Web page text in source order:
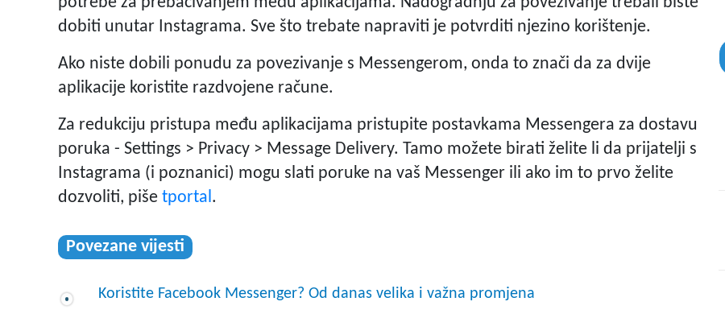
dobiti unutar Instagrama. Sve što trebate napraviti je potvrditi njezino korištenje.
Ako niste dobili ponudu za povezivanje s Messengerom, onda to znači da za dvije
aplikacije koristite razdvojene račune.
Za redukciju pristupa među aplikacijama pristupite postavkama Messengera za dostavu
poruka - Settings > Privacy > Message Delivery. Tamo možete birati želite li da prijatelji s
Instagrama (i poznanici) mogu slati poruke na vaš Messenger ili ako im to prvo želite
dozvoliti, piše tportal.
Povezane vijesti
Koristite Facebook Messenger? Od danas velika i važna promjena